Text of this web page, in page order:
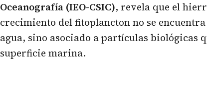
Oceanografía (IEO-CSIC), revela que el
crecimiento del fitoplancton no se
agua, sino asociado a partículas biológicas
superficie marina.